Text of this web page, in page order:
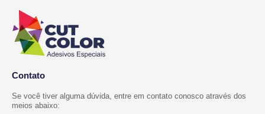
Contato
Se você tiver alguma dúvida, entre em contato conosco através dos
meios abaixo: